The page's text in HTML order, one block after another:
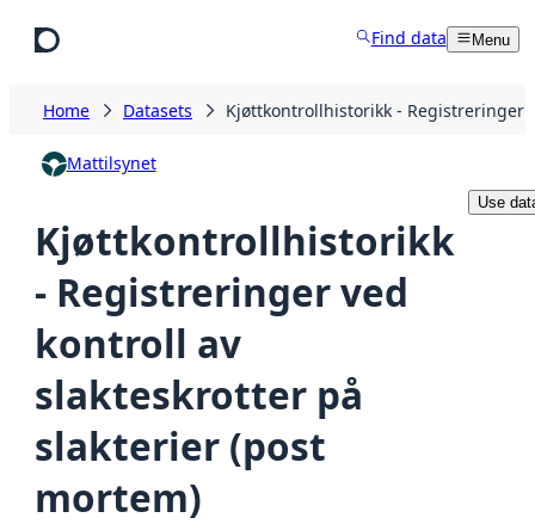
Find data Menu
Home Datasets Kjøttkontrollhistorikk - Registreringer
Mattilsynet
Kjøttkontrollhistorikk
- Registreringer ved
kontroll av
slakteskrotter på
slakterier (post
mortem)
Use